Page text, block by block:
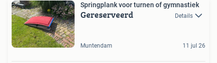
Springplank voor turnen of gymnastiek
Gereserveerd Details
Muntendam 11 jul 26